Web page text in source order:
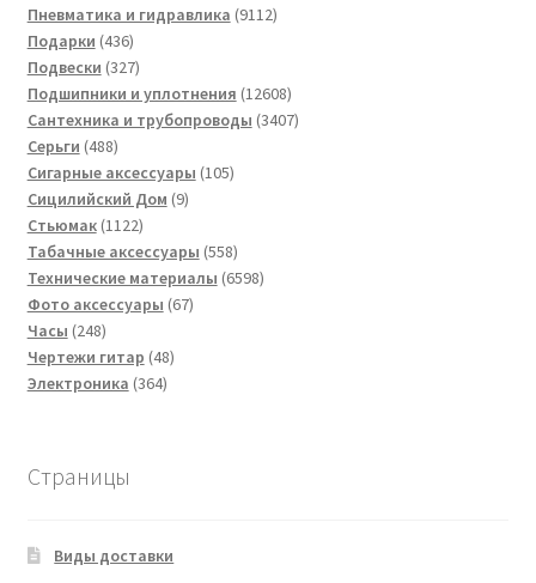
товар
Пневматика и гидравлика 91129112
Подарки 436436
товаров
Подвески 327327
товаров
Подшипники и уплотнения 1260812608
товаров
Сантехника и трубопроводы 34073407
Серьги 488488
товаров
Сигарные аксессуары 105105
Сицилийский Дом 99
Стьюмак 11221122
товара
Табачные аксессуары 558558
товаров
Технические материалы 65986598
Фото аксессуары 6767
Часы 248248
товаров
Чертежи гитар 4848
Электроника 364364
Страницы
Виды доставки